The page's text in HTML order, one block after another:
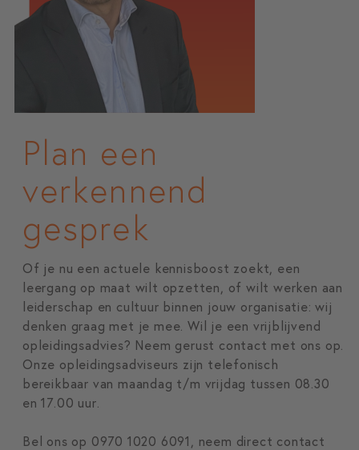
Plan een
verkennend
gesprek
Of je nu een actuele kennisboost zoekt, een
leergang op maat wilt opzetten, of wilt werken aan
leiderschap en cultuur binnen jouw organisatie: wij
denken graag met je mee. Wil je een vrijblijvend
opleidingsadvies? Neem gerust contact met ons op.
Onze opleidingsadviseurs zijn telefonisch
bereikbaar van maandag t/m vrijdag tussen 08.30
en 17.00 uur.
Bel ons op 0970 1020 6091
, neem direct contact